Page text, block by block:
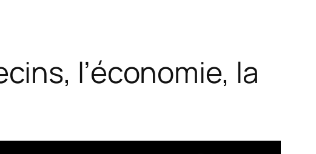
l’économie, la